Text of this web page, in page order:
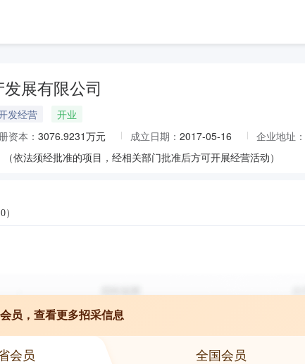
展有限公司
发经营
开业
资本： 3076.9231万元 成立日期： 2017-05-16 企业地址：
依法须经批准的项目，经相关部门批准后方可开展经营活动）
0）
员，查看更多招采信息
会员 全国会员